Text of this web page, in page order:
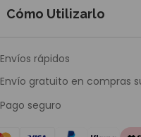
Cómo Utilizarlo
Envíos rápidos
Envío gratuito en compras
Pago seguro